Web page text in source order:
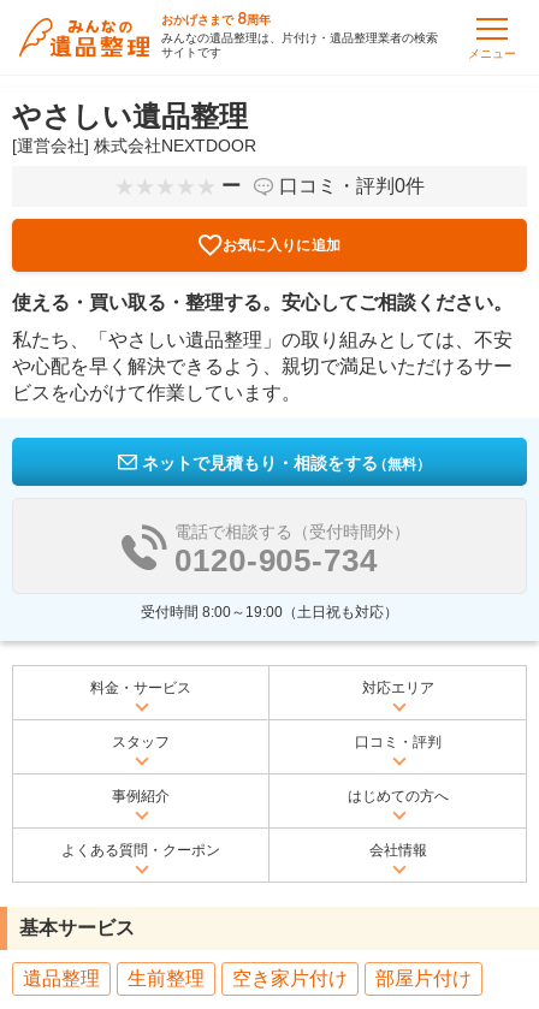
おかげさまで 8周年
みんなの遺品整理は、片付け・遺品整理業者の検索
サイトです
メニュー
やさしい遺品整理
[運営会社] 株式会社NEXTDOOR
ー 口コミ・評判0件
お気に入りに追加
使える・買い取る・整理する。安心してご相談ください。
私たち、「やさしい遺品整理」の取り組みとしては、不安
や心配を早く解決できるよう、親切で満足いただけるサー
ビスを心がけて作業しています。
ネットで見積もり・相談をする（無料）
電話で相談する（受付時間外）
0120-905-734
受付時間 8:00～19:00（土日祝も対応）
料金・サービス 対応エリア
スタッフ 口コミ・評判
事例紹介 はじめての方へ
よくある質問・クーポン 会社情報
基本サービス
遺品整理 生前整理 空き家片付け 部屋片付け